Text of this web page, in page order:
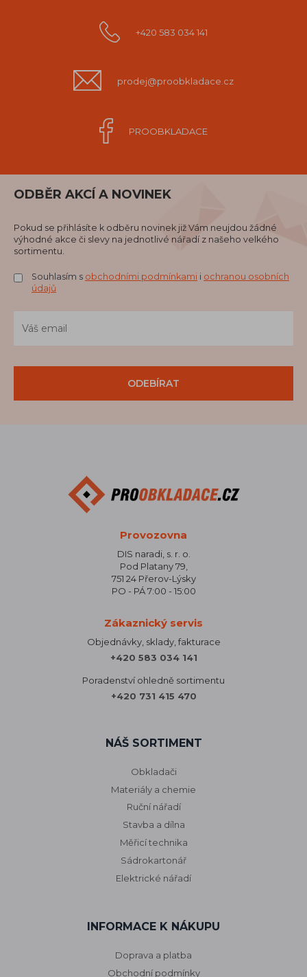
+420 583 034 141
prodej@proobkladace.cz
PROOBKLADACE
ODBĚR AKCÍ A NOVINEK
Pokud se přihlásíte k odběru novinek již Vám neujdou žádné
výhodné akce či slevy na jednotlivé nářadí z našeho velkého
sortimentu.
Souhlasím s obchodními podmínkami i ochranou osobních
údajů
ODEBÍRAT
Provozovna
DIS naradi, s. r. o.
Pod Platany 79,
751 24 Přerov-Lýsky
PO - PÁ 7:00 - 15:00
Zákaznický servis
Objednávky, sklady, fakturace
+420 583 034 141
Poradenství ohledně sortimentu
+420 731 415 470
NÁŠ SORTIMENT
Obkladači
Materiály a chemie
Ruční nářadí
Stavba a dílna
Měřicí technika
Sádrokartonář
Elektrické nářadí
INFORMACE K NÁKUPU
Doprava a platba
Obchodní podmínky